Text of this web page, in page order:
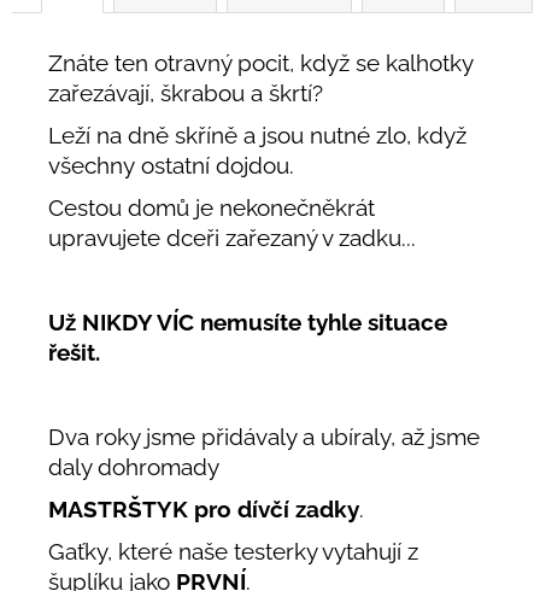
Znáte ten otravný pocit, když se kalhotky
zařezávají, škrabou a škrtí?
Leží na dně skříně a jsou nutné zlo, když
všechny ostatní dojdou.
Cestou domů je nekonečněkrát
upravujete dceři zařezaný v zadku...
Už NIKDY VÍC nemusíte tyhle situace
řešit.
Dva roky jsme přidávaly a ubíraly, až jsme
daly dohromady
MASTRŠTYK pro dívčí zadky.
Gaťky, které naše testerky vytahují z
šuplíku jako PRVNÍ.